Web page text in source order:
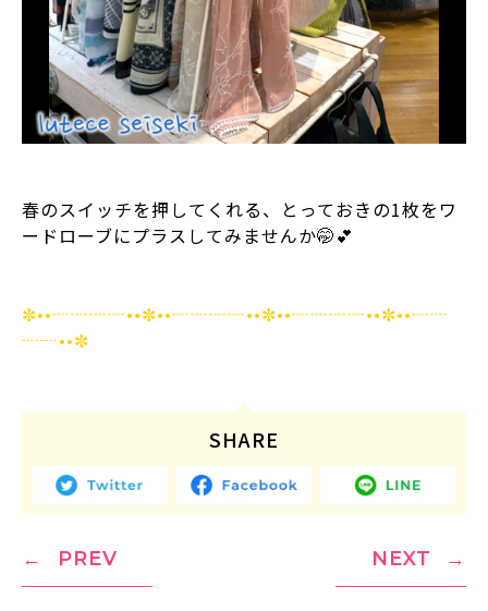
春のスイッチを押してくれる、とっておきの1枚をワ
ードローブにプラスしてみませんか🤭💕
✼••┈┈┈┈••✼••┈┈┈┈••✼••┈┈┈┈••✼••┈┈
┈┈••✼
SHARE
PREV NEXT